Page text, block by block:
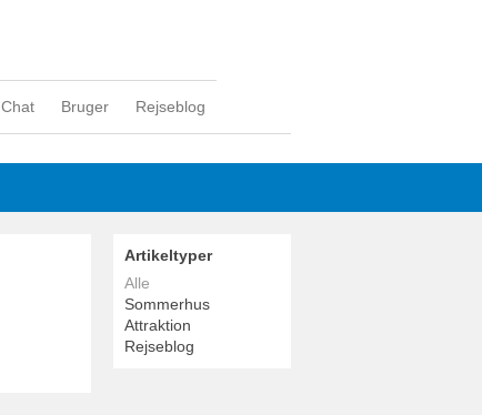
Chat Bruger Rejseblog
Artikeltyper
Alle
Sommerhus
Attraktion
Rejseblog